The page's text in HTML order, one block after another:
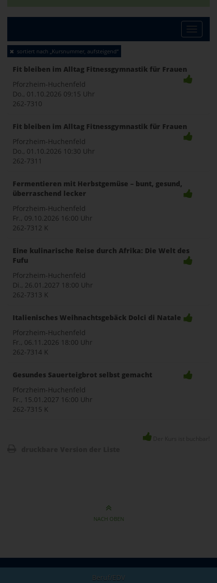
Toggle
sortiert nach „Kursnummer, aufsteigend“
Fit bleiben im Alltag Fitnessgymnastik für Frauen
Pforzheim-Huchenfeld
Do., 01.10.2026 09:15 Uhr
262-7310
Fit bleiben im Alltag Fitnessgymnastik für Frauen
Pforzheim-Huchenfeld
Do., 01.10.2026 10:30 Uhr
262-7311
Fermentieren mit Herbstgemüse – bunt, gesund,
überraschend lecker
Pforzheim-Huchenfeld
Fr., 09.10.2026 16:00 Uhr
262-7312 K
Eine kulinarische Reise durch Afrika: Die Welt des
Fufu
Pforzheim-Huchenfeld
Di., 26.01.2027 18:00 Uhr
262-7313 K
Italienisches Weihnachtsgebäck Dolci di Natale
Pforzheim-Huchenfeld
Fr., 06.11.2026 18:00 Uhr
262-7314 K
Gesundes Sauerteigbrot selbst gemacht
Pforzheim-Huchenfeld
Fr., 15.01.2027 16:00 Uhr
262-7315 K
NACH OBEN
Beruf/EDV